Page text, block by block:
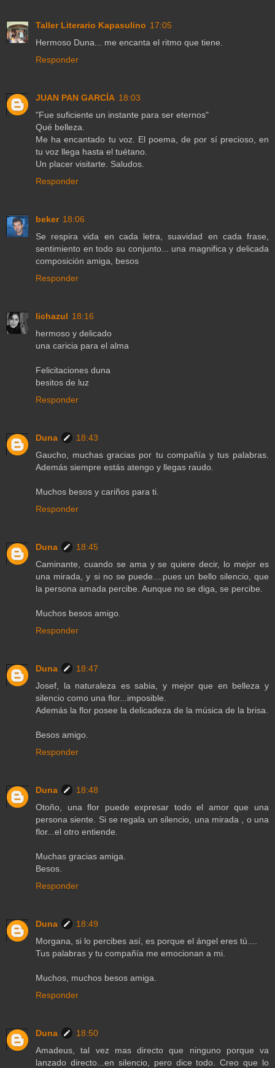
Taller Literario Kapasulino 17:05
Hermoso Duna... me encanta el ritmo que tiene.
Responder
JUAN PAN GARCÍA 18:03
"Fue suficiente un instante para ser eternos"
Qué belleza.
Me ha encantado tu voz. El poema, de por sí precioso, en
tu voz llega hasta el tuétano.
Un placer visitarte. Saludos.
Responder
beker 18:06
Se respira vida en cada letra, suavidad en cada frase,
sentimiento en todo su conjunto... una magnifica y delicada
composición amiga, besos
Responder
lichazul 18:16
hermoso y delicado
una caricia para el alma
Felicitaciones duna
besitos de luz
Responder
Duna
18:43
Gaucho, muchas gracias por tu compañía y tus palabras.
Además siempre estás atengo y llegas raudo.
Muchos besos y cariños para ti.
Responder
Duna
18:45
Caminante, cuando se ama y se quiere decir, lo mejor es
una mirada, y si no se puede....pues un bello silencio, que
la persona amada percibe. Aunque no se diga, se percibe.
Muchos besos amigo.
Responder
Duna
18:47
Josef, la naturaleza es sabia, y mejor que en belleza y
silencio como una flor...imposible.
Además la flor posee la delicadeza de la música de la brisa.
Besos amigo.
Responder
Duna
18:48
Otoño, una flor puede expresar todo el amor que una
persona siente. Si se regala un silencio, una mirada , o una
flor...el otro entiende.
Muchas gracias amiga.
Besos.
Responder
Duna
18:49
Morgana, si lo percibes así, es porque el ángel eres tú....
Tus palabras y tu compañía me emocionan a mi.
Muchos, muchos besos amiga.
Responder
Duna
18:50
Amadeus, tal vez mas directo que ninguno porque va
lanzado directo...en silencio, pero dice todo. Creo que lo